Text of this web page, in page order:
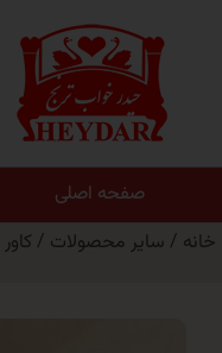
صفحه اصلی
خانه / سایر محصولات / کاور